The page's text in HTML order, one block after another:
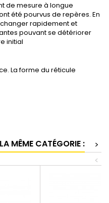
de mesure à longue
été pourvus de repères. En
rapidement et
pouvant se détériorer
initial
La forme du réticule
MÊME CATÉGORIE :
>
<